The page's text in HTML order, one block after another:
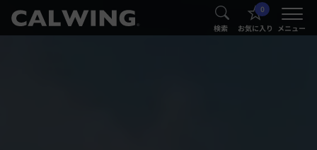
® 検索
0
お気に入り メニュー
®